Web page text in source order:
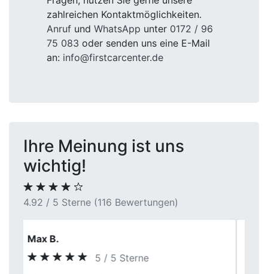
zahlreichen Kontaktmöglichkeiten.
Anruf und WhatsApp unter 0172 / 96
75 083 oder senden uns eine E-Mail
an: info@firstcarcenter.de
Ihre Meinung ist uns
wichtig!
4.92 / 5 Sterne (116 Bewertungen)
Svenja Ahrens
5 / 5 Sterne